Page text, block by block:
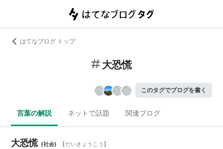
はてなブログ トップ
大恐慌
このタグでブログを書く
言葉の解説 ネットで話題 関連ブログ
大恐慌 (社会) 【だいきょうこう 】